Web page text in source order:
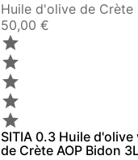
Huile d'olive de Crète
50,00 €





SITIA 0.3 Huile
de Crète AOP Bidon